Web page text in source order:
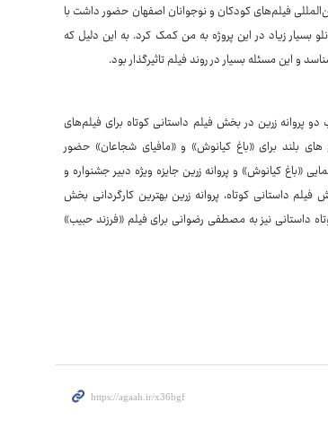
فیلم‌های کودکان و نوجوانان اصفهان حضور داشت با
بسیار زیاد در این پروژه به من کمک کرد. به این دلیل که
زرین در بخش فیلم داستانی کوتاه برای فیلم‌های
بلند برای «باغ کیانوش» و «مافیای شجاعان» حضور
«باغ کیانوش» و پروانه زرین جایزه ویژه دبیر جشنواره و
داستانی کوتاه، پروانه زرین بهترین کارگردانی بخش
داستانی نیز به مصطفی رضوانی برای فیلم «فرزند حبیب»